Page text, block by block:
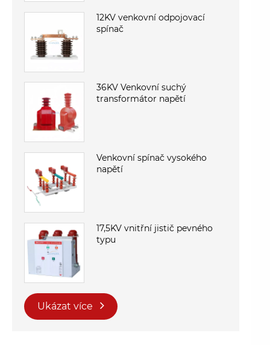
12KV venkovní odpojovací
spínač
36KV Venkovní suchý
transformátor napětí
Venkovní spínač vysokého
napětí
17,5KV vnitřní jistič pevného
typu
Ukázat více